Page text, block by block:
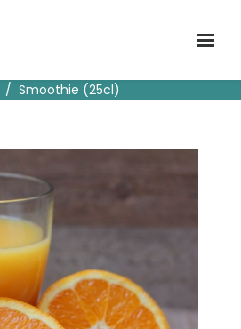
Smoothie (25cl)